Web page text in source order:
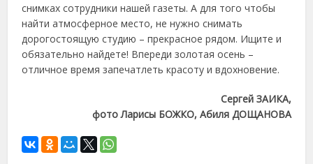
снимках сотрудники нашей газеты. А для того чтобы
найти атмосферное место, не нужно снимать
дорогостоящую студию – прекрасное рядом. Ищите и
обязательно найдете! Впереди золотая осень –
отличное время запечатлеть красоту и вдохновение.
Сергей ЗАИКА,
фото Ларисы БОЖКО, Абиля ДОЩАНОВА